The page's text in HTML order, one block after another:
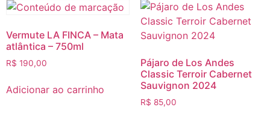
Vermute LA FINCA – Mata
atlântica – 750ml
R$ 190,00
Adicionar ao carrinho
Pájaro de Los Andes
Classic Terroir Cabernet
Sauvignon 2024
R$ 85,00